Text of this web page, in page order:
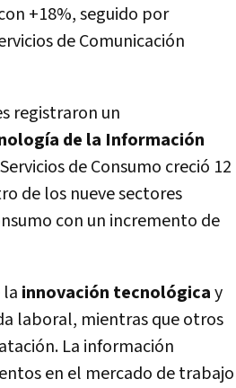
+18%, seguido por
de Comunicación
registraron un
de la Información
de Consumo creció 12
de los nueve sectores
con un incremento de
innovación tecnológicay
laboral, mientras que otros
La información
en el mercado de trabajo